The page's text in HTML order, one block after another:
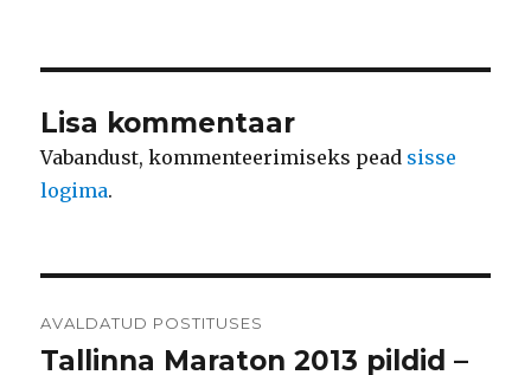
Lisa kommentaar
Vabandust, kommenteerimiseks pead sisse
logima.
AVALDATUD POSTITUSES
Tallinna Maraton 2013 pildid –